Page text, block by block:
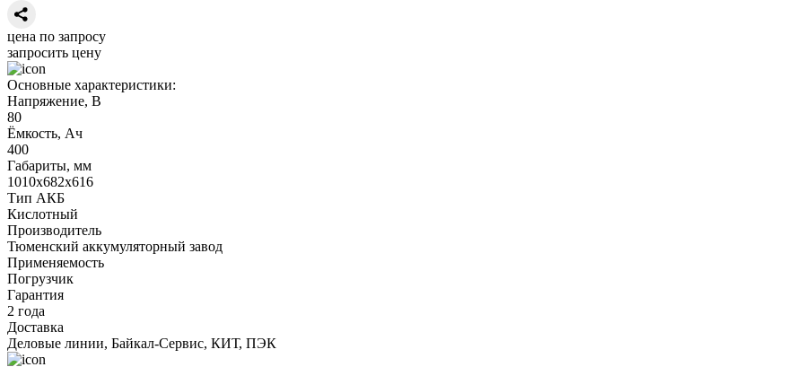
цена по запросу
запросить цену
Основные характеристики:
Напряжение, В
80
Ёмкость, Ач
400
Габариты, мм
1010х682х616
Тип АКБ
Кислотный
Производитель
Тюменский аккумуляторный завод
Применяемость
Погрузчик
Гарантия
2 года
Доставка
Деловые линии, Байкал-Сервис, КИТ, ПЭК